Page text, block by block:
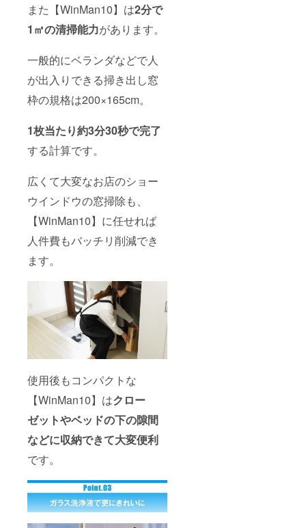
また【WinMan10】は2分で
1㎡の清掃能力があります。
一般的にベランダなどで人
が出入りできる掃き出し窓
枠の規格は200×165cm。
1枚当たり約3分30秒で完了
する計算です。
広くて大変なお店のショー
ウインドウの窓掃除も、
【WinMan10】に任せれば
人件費もバッチリ削減でき
ます。
使用後もコンパクトな
【WinMan10】はクロー
ゼットやベッドの下の隙間
などに収納できて大変便利
です。